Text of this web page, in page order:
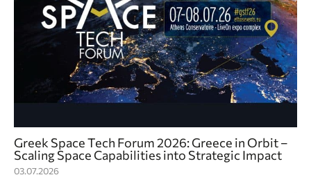
Greek Space Tech Forum 2026: Greece in Orbit –
Scaling Space Capabilities into Strategic Impact
03.07.2026